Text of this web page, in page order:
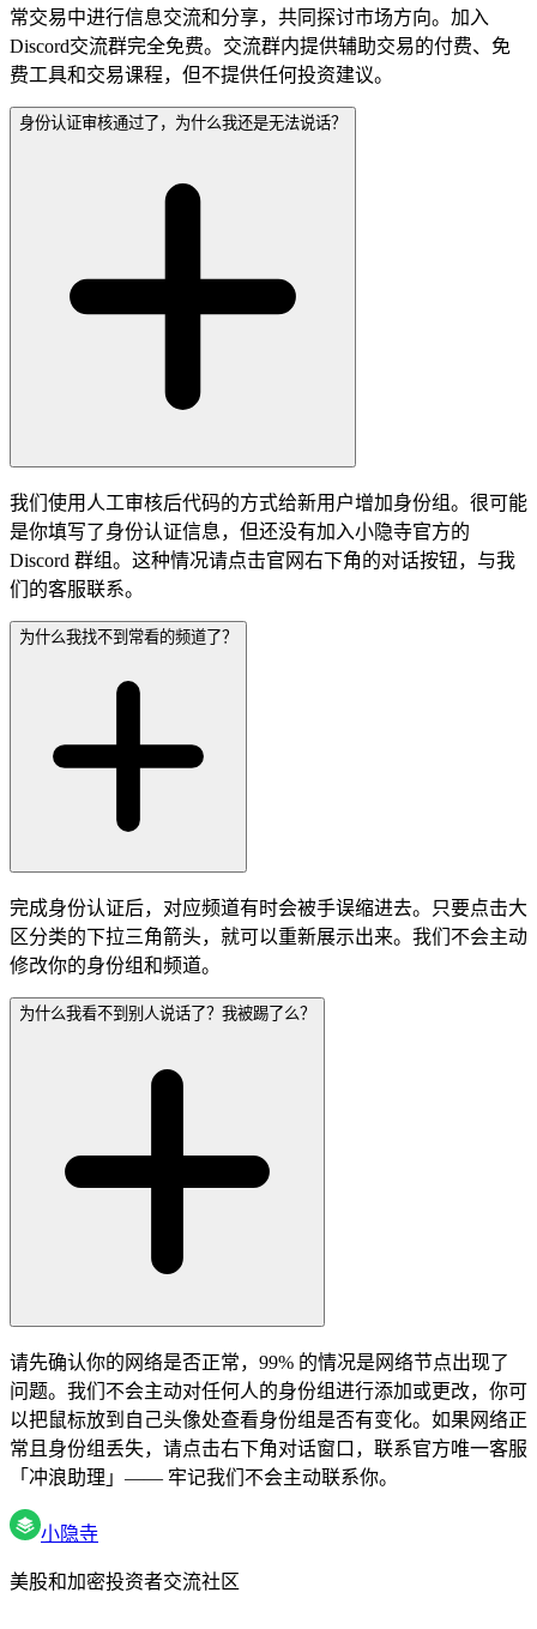
常交易中进行信息交流和分享，共同探讨市场方向。加入
Discord交流群完全免费。交流群内提供辅助交易的付费、免
费工具和交易课程，但不提供任何投资建议。
身份认证审核通过了，为什么我还是无法说话？
我们使用人工审核后代码的方式给新用户增加身份组。很可能
是你填写了身份认证信息，但还没有加入小隐寺官方的
Discord 群组。这种情况请点击官网右下角的对话按钮，与我
们的客服联系。
为什么我找不到常看的频道了？
完成身份认证后，对应频道有时会被手误缩进去。只要点击大
区分类的下拉三角箭头，就可以重新展示出来。我们不会主动
修改你的身份组和频道。
为什么我看不到别人说话了？我被踢了么？
请先确认你的网络是否正常，99% 的情况是网络节点出现了
问题。我们不会主动对任何人的身份组进行添加或更改，你可
以把鼠标放到自己头像处查看身份组是否有变化。如果网络正
常且身份组丢失，请点击右下角对话窗口，联系官方唯一客服
「冲浪助理」—— 牢记我们不会主动联系你。
小隐寺
美股和加密投资者交流社区